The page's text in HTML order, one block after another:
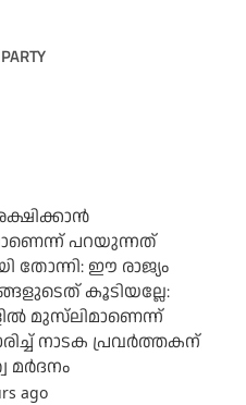
പറയുന്നത്
തോന്നി: ഈ രാജ്യം
കൂടിയല്ലേ:
മുസ്‌ലിമാണെന്ന്
നാടക പ്രവര്‍ത്തകന്
മര്‍ദനം
ago